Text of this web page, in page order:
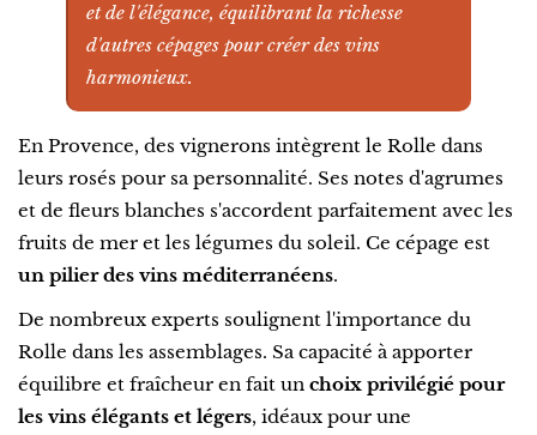
et de l'élégance, équilibrant la richesse
d'autres cépages pour créer des vins
harmonieux.
En Provence, des vignerons intègrent le Rolle dans
leurs rosés pour sa personnalité. Ses notes d'agrumes
et de fleurs blanches s'accordent parfaitement avec les
fruits de mer et les légumes du soleil. Ce cépage est
un pilier des vins méditerranéens.
De nombreux experts soulignent l'importance du
Rolle dans les assemblages. Sa capacité à apporter
équilibre et fraîcheur en fait un choix privilégié pour
les vins élégants et légers, idéaux pour une